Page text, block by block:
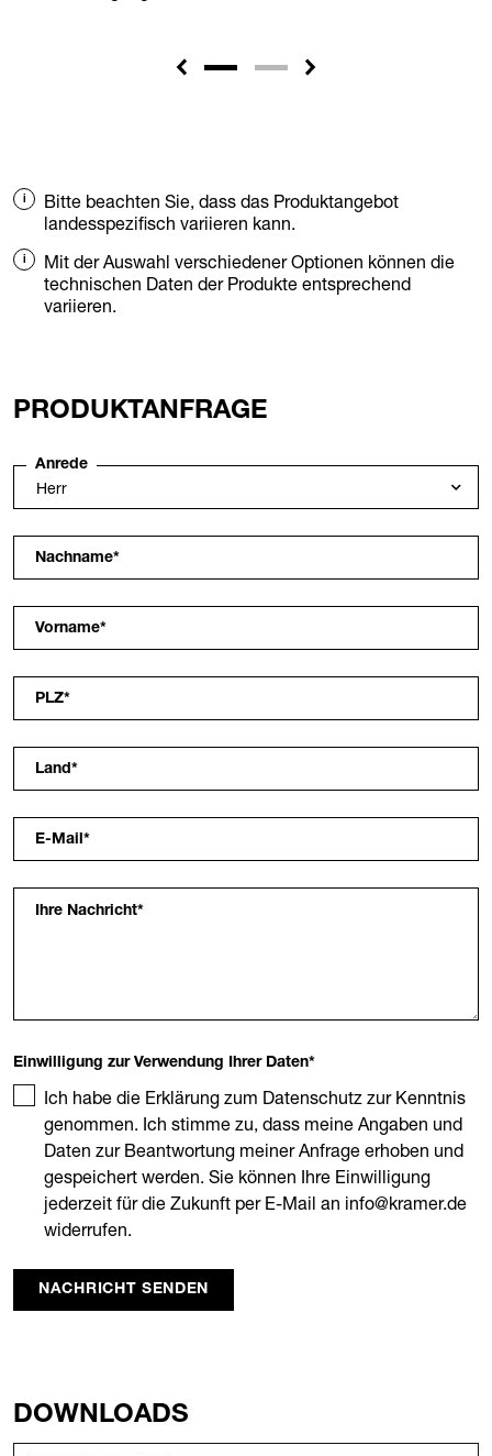
Bitte beachten Sie, dass das Produktangebot
landesspezifisch variieren kann.
Mit der Auswahl verschiedener Optionen können die
technischen Daten der Produkte entsprechend
variieren.
PRODUKTANFRAGE
Anrede
Nachname*
Vorname*
PLZ*
Land*
E-Mail*
Ihre Nachricht*
Einwilligung zur Verwendung Ihrer Daten*
Ich habe die Erklärung zum Datenschutz zur Kenntnis
genommen. Ich stimme zu, dass meine Angaben und
Daten zur Beantwortung meiner Anfrage erhoben und
gespeichert werden. Sie können Ihre Einwilligung
jederzeit für die Zukunft per E-Mail an info@kramer.de
widerrufen.
NACHRICHT SENDEN
DOWNLOADS